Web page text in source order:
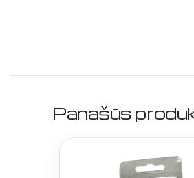
Panašūs